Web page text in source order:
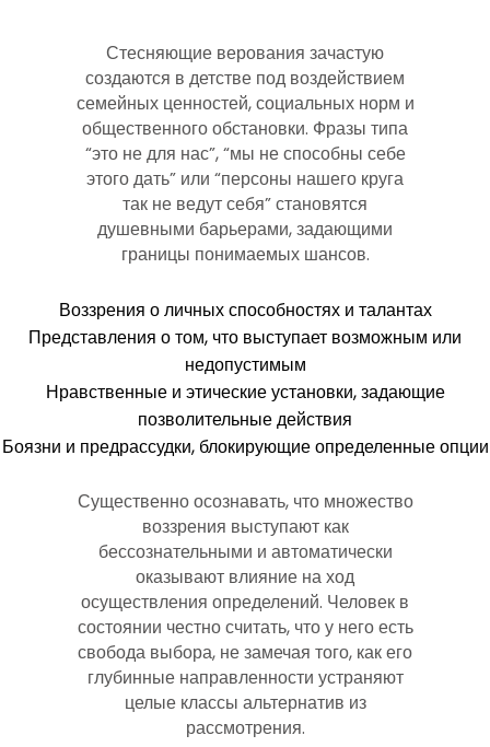
Стесняющие верования зачастую
создаются в детстве под воздействием
семейных ценностей, социальных норм и
общественного обстановки. Фразы типа
“это не для нас”, “мы не способны себе
этого дать” или “персоны нашего круга
так не ведут себя” становятся
душевными барьерами, задающими
границы понимаемых шансов.
Воззрения о личных способностях и талантах
Представления о том, что выступает возможным или
недопустимым
Нравственные и этические установки, задающие
позволительные действия
Боязни и предрассудки, блокирующие определенные опции
Существенно осознавать, что множество
воззрения выступают как
бессознательными и автоматически
оказывают влияние на ход
осуществления определений. Человек в
состоянии честно считать, что у него есть
свобода выбора, не замечая того, как его
глубинные направленности устраняют
целые классы альтернатив из
рассмотрения.